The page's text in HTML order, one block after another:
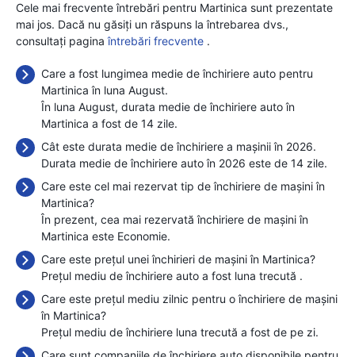
Cele mai frecvente întrebări pentru Martinica sunt prezentate
mai jos. Dacă nu găsiți un răspuns la întrebarea dvs.,
consultați paginaîntrebări frecvente .
Care a fost lungimea medie de închiriere auto pentru
Martinica în luna August.
În luna August, durata medie de închiriere auto în
Martinica a fost de 14 zile.
Cât este durata medie de închiriere a mașinii în 2026.
Durata medie de închiriere auto în 2026 este de 14 zile.
Care este cel mai rezervat tip de închiriere de mașini în
Martinica?
În prezent, cea mai rezervată închiriere de mașini în
Martinica este Economie.
Care este prețul unei închirieri de mașini în Martinica?
Prețul mediu de închiriere auto a fost luna trecută .
Care este prețul mediu zilnic pentru o închiriere de mașini
în Martinica?
Prețul mediu de închiriere luna trecută a fost de pe zi.